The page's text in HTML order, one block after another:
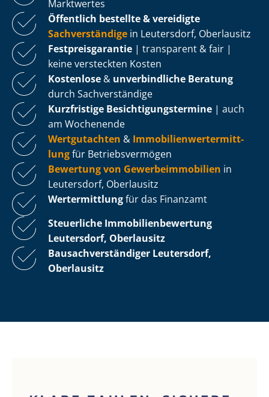
Marktwertes
Öffentlich bestellte & vereidigte
Sachverständige in Leutersdorf, Oberlausitz
Fest­preis­ga­ran­tie | transparent & fair |
keine versteckten Kosten
Kostenlose & unverbindliche Beratung
durch Sachverständige
Kurzfristige Be­sich­ti­gungs­ter­mi­ne | auch
am Wochenende
Wertgutachten & Im­mo­bi­li­en­wert­ermitt­
lungfür Be­triebs­ver­mö­gen
Bewertung von Ge­wer­be­im­mo­bi­li­en in
Leutersdorf, Oberlausitz
Wertermittlungfür das Finanzamt
Steuerliche Im­mo­bi­li­en­be­wer­tung
Leutersdorf, Oberlausitz
Bau­sach­ver­stän­di­ger Leutersdorf,
Oberlausitz